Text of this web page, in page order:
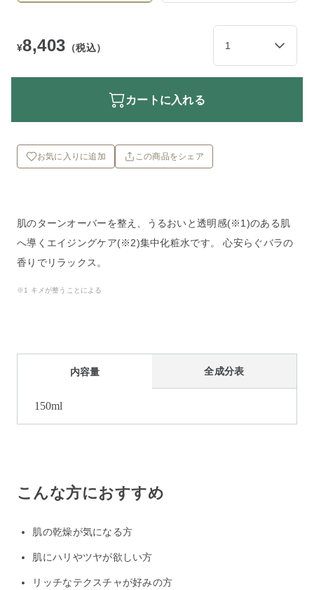
肌のターンオーバーを整え、うるおいと透明感(※1)のある肌
へ導くエイジングケア(※2)集中化粧水です。 心安らぐバラの
香りでリラックス。
※1 キメが整うことによる
内容量 全成分表
150ml
こんな方におすすめ
肌の乾燥が気になる方
肌にハリやツヤが欲しい方
リッチなテクスチャが好みの方
¥8,403 （税込）
カートに入れる
お気に入りに追加 この商品をシェア